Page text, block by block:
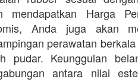
mendapatkan Harga
Anda juga akan
perawatan
pudar. Keunggulan
antara nilai